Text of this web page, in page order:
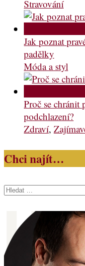
Stravování
Jak poznat
padělky
Móda a styl
Proč se chránit
podchlazení?
Zdraví,
Chci najít…
Vyhledávání